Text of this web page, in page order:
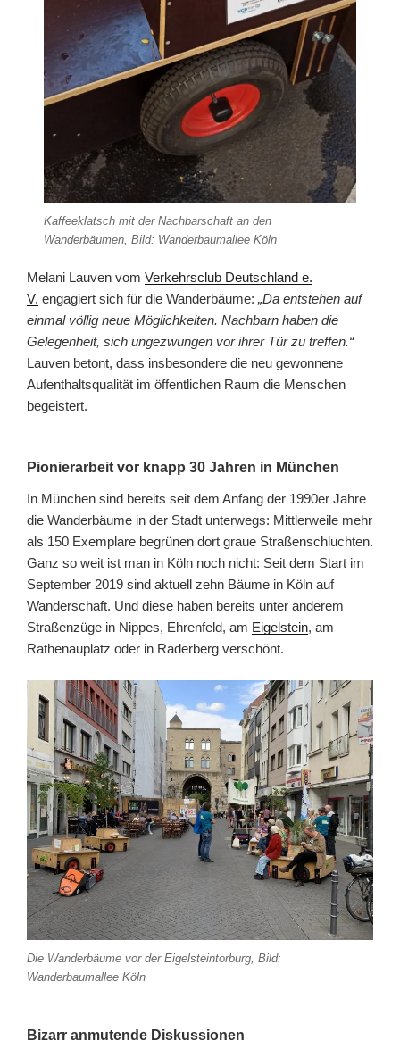
Kaffeeklatsch mit der Nachbarschaft an den
Wanderbäumen, Bild: Wanderbaumallee Köln
Melani Lauven vom Verkehrsclub Deutschland e.
V. engagiert sich für die Wanderbäume: „Da entstehen auf
einmal völlig neue Möglichkeiten. Nachbarn haben die
Gelegenheit, sich ungezwungen vor ihrer Tür zu treffen.“
Lauven betont, dass insbesondere die neu gewonnene
Aufenthaltsqualität im öffentlichen Raum die Menschen
begeistert.
Pionierarbeit vor knapp 30 Jahren in München
In München sind bereits seit dem Anfang der 1990er Jahre
die Wanderbäume in der Stadt unterwegs: Mittlerweile mehr
als 150 Exemplare begrünen dort graue Straßenschluchten.
Ganz so weit ist man in Köln noch nicht: Seit dem Start im
September 2019 sind aktuell zehn Bäume in Köln auf
Wanderschaft. Und diese haben bereits unter anderem
Straßenzüge in Nippes, Ehrenfeld, am Eigelstein, am
Rathenauplatz oder in Raderberg verschönt.
Die Wanderbäume vor der Eigelsteintorburg, Bild:
Wanderbaumallee Köln
Bizarr anmutende Diskussionen